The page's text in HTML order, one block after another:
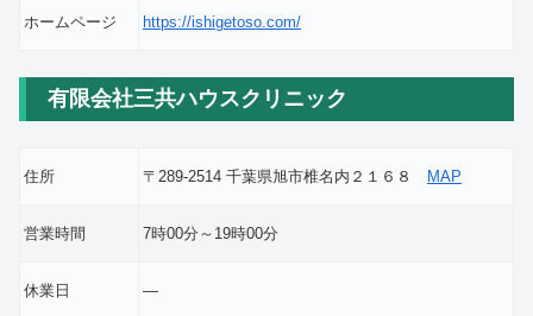
ホームページ https://ishigetoso.com/
有限会社三共ハウスクリニック
住所 〒289-2514 千葉県旭市椎名内２１６８ MAP
営業時間 7時00分～19時00分
休業日 ―